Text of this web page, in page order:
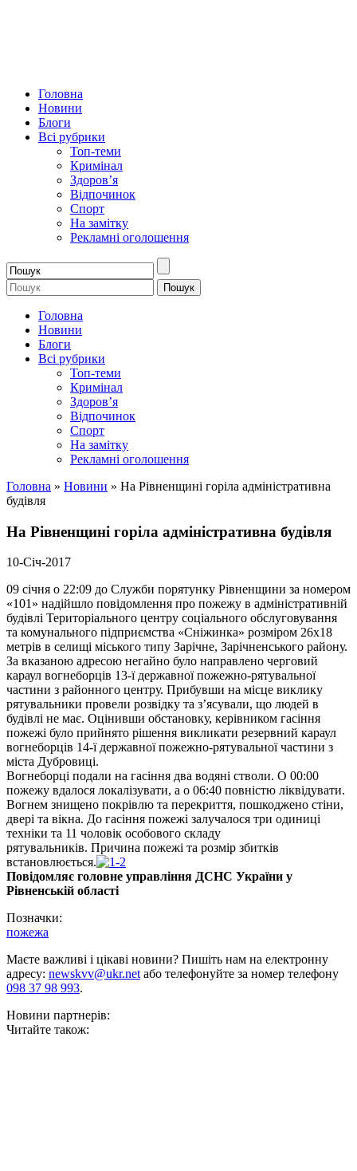
Головна
Новини
Блоги
Всі рубрики
Топ-теми
Кримінал
Здоров’я
Відпочинок
Спорт
На замітку
Рекламні оголошення
Головна
Новини
Блоги
Всі рубрики
Топ-теми
Кримінал
Здоров’я
Відпочинок
Спорт
На замітку
Рекламні оголошення
Головна » Новини » На Рівненщині горіла адміністративна
будівля
На Рівненщині горіла адміністративна будівля
10-Січ-2017
09 січня о 22:09 до Служби порятунку Рівненщини за номером
«101» надійшло повідомлення про пожежу в адміністративній
будівлі Територіального центру соціального обслуговування
та комунального підприємства «Сніжинка» розміром 26х18
метрів в селищі міського типу Зарічне, Зарічненського району.
За вказаною адресою негайно було направлено черговий
караул вогнеборців 13-ї державної пожежно-рятувальної
частини з районного центру. Прибувши на місце виклику
рятувальники провели розвідку та з’ясували, що людей в
будівлі не має. Оцінивши обстановку, керівником гасіння
пожежі було прийнято рішення викликати резервний караул
вогнеборців 14-ї державної пожежно-рятувальної частини з
міста Дубровиці.
Вогнеборці подали на гасіння два водяні стволи. О 00:00
пожежу вдалося локалізувати, а о 06:40 повністю ліквідувати.
Вогнем знищено покрівлю та перекриття, пошкоджено стіни,
двері та вікна. До гасіння пожежі залучалося три одиниці
техніки та 11 чоловік особового складу
рятувальників. Причина пожежі та розмір збитків
встановлюється.
Повідомляє головне управління ДСНС України у
Рівненській області
Позначки:
пожежа
Маєте важливі і цікаві новини? Пишіть нам на електронну
адресу: newskvv@ukr.netабо телефонуйте за номер телефону
098 37 98 993.
Новини партнерів:
Читайте також: